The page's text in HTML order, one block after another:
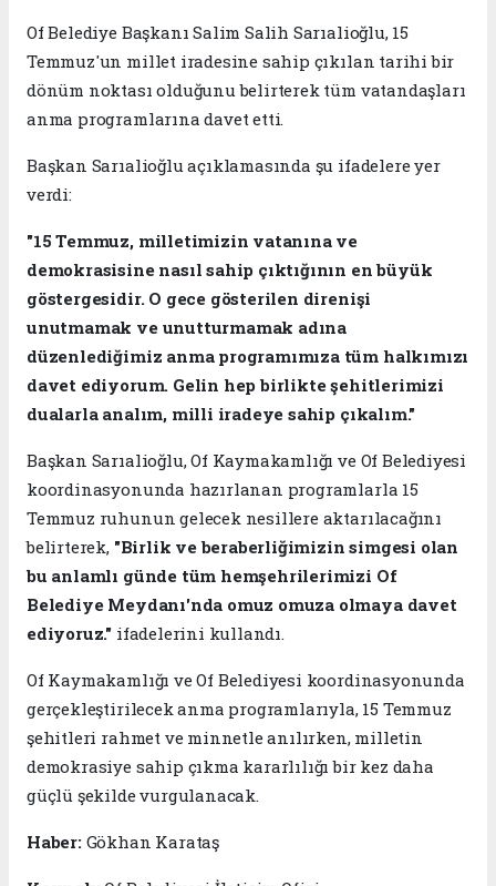
Of Belediye Başkanı Salim Salih Sarıalioğlu, 15
Temmuz'un millet iradesine sahip çıkılan tarihi bir
dönüm noktası olduğunu belirterek tüm vatandaşları
anma programlarına davet etti.
Başkan Sarıalioğlu açıklamasında şu ifadelere yer
verdi:
"15 Temmuz, milletimizin vatanına ve
demokrasisine nasıl sahip çıktığının en büyük
göstergesidir. O gece gösterilen direnişi
unutmamak ve unutturmamak adına
düzenlediğimiz anma programımıza tüm halkımızı
davet ediyorum. Gelin hep birlikte şehitlerimizi
dualarla analım, milli iradeye sahip çıkalım."
Başkan Sarıalioğlu, Of Kaymakamlığı ve Of Belediyesi
koordinasyonunda hazırlanan programlarla 15
Temmuz ruhunun gelecek nesillere aktarılacağını
belirterek, "Birlik ve beraberliğimizin simgesi olan
bu anlamlı günde tüm hemşehrilerimizi Of
Belediye Meydanı'nda omuz omuza olmaya davet
ediyoruz." ifadelerini kullandı.
Of Kaymakamlığı ve Of Belediyesi koordinasyonunda
gerçekleştirilecek anma programlarıyla, 15 Temmuz
şehitleri rahmet ve minnetle anılırken, milletin
demokrasiye sahip çıkma kararlılığı bir kez daha
güçlü şekilde vurgulanacak.
Haber: Gökhan Karataş